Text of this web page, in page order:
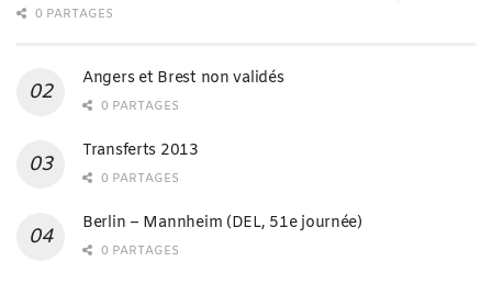
0 PARTAGES
Angers et Brest non validés
0 PARTAGES
Transferts 2013
0 PARTAGES
Berlin – Mannheim (DEL, 51e journée)
0 PARTAGES